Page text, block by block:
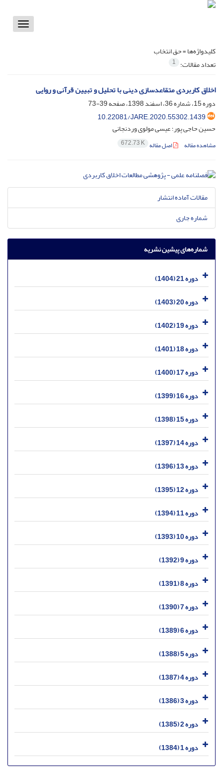
Toggle
کلیدواژه‌ها =حق انتخاب
تعداد مقالات: 1
اخلاق کاربردی متقاعدسازی دینی با تحلیل و تبیین قرآنی و روایی
دوره 15، شماره 36، اسفند 1398، صفحه
39-73
10.22081/JARE.2020.55302.1439
حسین حاجی پور؛ عیسی مولوی وردنجانی
مشاهده مقاله اصل مقاله 672.73 K
مقالات آماده انتشار
شماره جاری
شماره‌های پیشین نشریه
دوره 21 (1404)
دوره 20 (1403)
دوره 19 (1402)
دوره 18 (1401)
دوره 17 (1400)
دوره 16 (1399)
دوره 15 (1398)
دوره 14 (1397)
دوره 13 (1396)
دوره 12 (1395)
دوره 11 (1394)
دوره 10 (1393)
دوره 9 (1392)
دوره 8 (1391)
دوره 7 (1390)
دوره 6 (1389)
دوره 5 (1388)
دوره 4 (1387)
دوره 3 (1386)
دوره 2 (1385)
دوره 1 (1384)